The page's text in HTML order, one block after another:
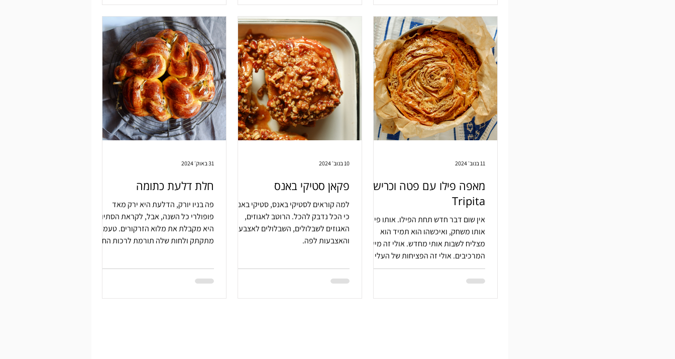
מאפה פילו עם פטה וכרישה
Tripita
אין שום דבר חדש תחת הפילו. אותו פילו,
אותו משחק, ואיכשהו הוא תמיד הוא
מצליח לשבות אותי מחדש. אולי זה מיעוט
המרכיבים. אולי זה הפציחות של העלי
11 בנוב׳ 2024
פקאן סטיקי באנס
למה קוראים לסטיקי באנס, סטיקי באנס?
כי הכל נדבק להכל. הרוטב לאגוזים,
האגוזים לשבלולים, השבלולים לאצבעות
והאצבעות לפה.
10 בנוב׳ 2024
חלת דלעת כתומה
פה בניו יורק, הדלעת היא ירק מאד
פופולרי כל השנה, אבל, לקראת הסתיו
היא מקבלת את מלוא הזרקורים. טעמה
מתקתק ולחות שלה תורמת לרכות החלה.
31 באוק׳ 2024